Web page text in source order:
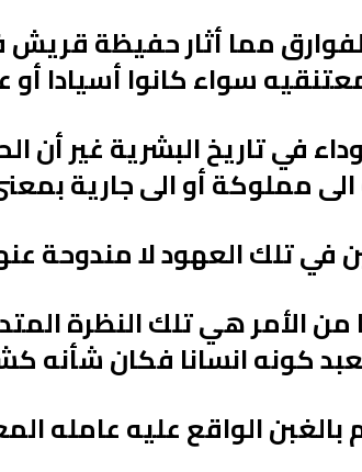
الفوارق مما أثار حفيظة
سواء كانوا أسيادا أو
في تاريخ البشرية غير أن
مملوكة أو الى جارية
في تلك العهود لا مندوحة
من الأمر هي تلك النظرة
كونه انسانا فكان
بالغبن الواقع عليه عامله